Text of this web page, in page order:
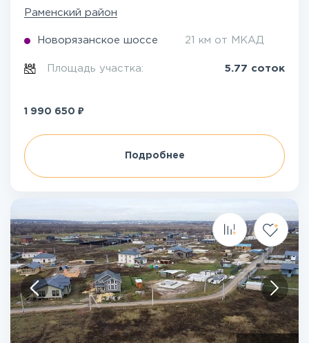
Раменский район
Новорязанское шоссе 21 км от МКАД
Площадь участка: 5.77 соток
1 990 650 ₽
Подробнее